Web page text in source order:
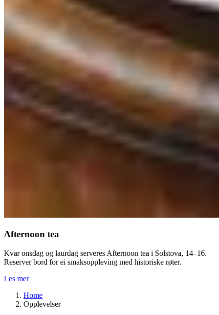
Afternoon tea
Kvar onsdag og laurdag serveres Afternoon tea i Solstova, 14–16.
Reserver bord for ei smaksoppleving med historiske røter.
Les mer
Home
Opplevelser